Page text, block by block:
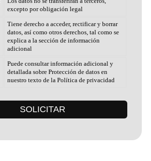
excepto por obligación legal
Tiene derecho a acceder, rectificar y borrar
datos, así como otros derechos, tal como se
explica a la sección de información
adicional
Puede consultar información adicional y
detallada sobre Protección de datos en
nuestro texto de la Política de privacidad
SOLICITAR